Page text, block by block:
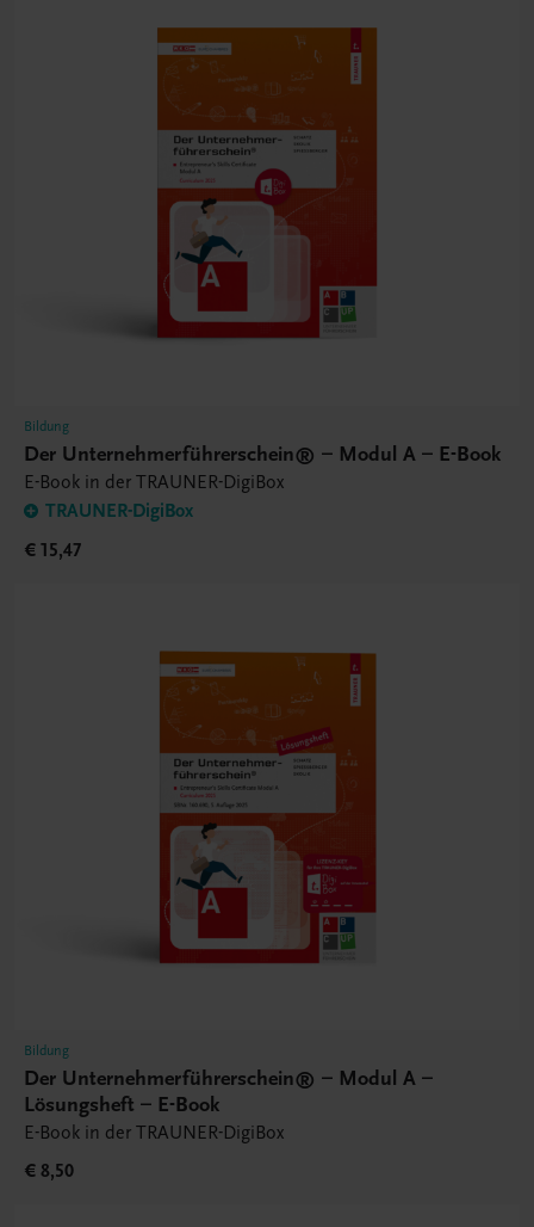
Bildung
Der Unternehmerführerschein® – Modul A – E-Book
E-Book in der TRAUNER-DigiBox
TRAUNER-DigiBox
€ 15,47
Bildung
Der Unternehmerführerschein® – Modul A –
Lösungsheft – E-Book
E-Book in der TRAUNER-DigiBox
€ 8,50